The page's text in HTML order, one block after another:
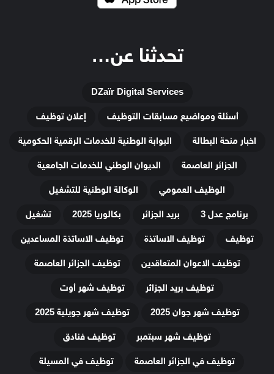
تحدثنا عن…
DZaïr Digital Services
أسئلة ومواضيع مسابقات التوظيف
إعلان توظيف
اخبار منحة البطالة
البوابة الوطنية للخدمات الرقمية الحكومية
الجزائر العاصمة
الديوان الوطني للخدمات الجامعية
الوظيف العمومي
الوكالة الوطنية للتشغيل
برنامج عدل 3
بريد الجزائر بكالوريا 2025
تشغيل
توظيف
توظيف الاساتذة
توظيف الاساتذة المساعدين
توظيف الاعوان المتعاقدين
توظيف الجزائر العاصمة
توظيف بريد الجزائر
توظيف شهر أوت
توظيف شهر جوان 2025
توظيف شهر جويلية 2025
توظيف شهر سبتمبر
توظيف فنادق
توظيف في الجزائر العاصمة
توظيف في المسيلة